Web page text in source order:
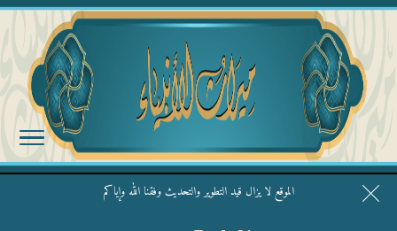
الموقع لا يزال قيد التطوير والتحديث وفقنا الله وإياكم
قال الشيخ ربيع وفقه الله: نحن ليس عندنا تقديس الأشخاص